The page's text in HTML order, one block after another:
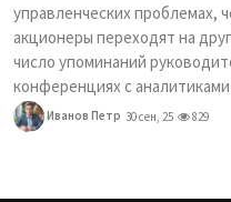
управленческих проблемах,
акционеры переходят на
число упоминаний
конференциях с
Иванов Петр 30 сен, 25 829